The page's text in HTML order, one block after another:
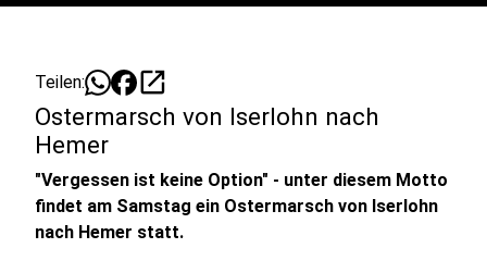
Teilen: open_in_new
Ostermarsch von Iserlohn nach
Hemer
"Vergessen ist keine Option" - unter diesem Motto
findet am Samstag ein Ostermarsch von Iserlohn
nach Hemer statt.